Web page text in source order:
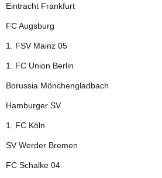
Eintracht Frankfurt
FC Augsburg
1. FSV Mainz 05
1. FC Union Berlin
Borussia Mönchengladbach
Hamburger SV
1. FC Köln
SV Werder Bremen
FC Schalke 04